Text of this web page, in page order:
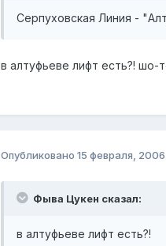
Серпуховская Линия -
в алтуфьеве лифт есть?! шо-
Опубликовано 15 февраля, 2006
Фыва Цукен сказал:
в алтуфьеве лифт есть?!